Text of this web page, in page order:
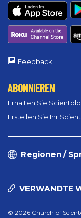
Feedback
ABONNIEREN
Erhalten Sie
Erstellen Sie Ihr
Regionen /
VERWANDTE
© 2026 Church of